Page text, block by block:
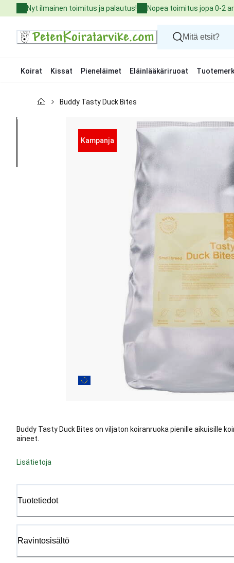
to
Nyt ilmainen toimitus ja palautus! Nopea toimitus jopa 0-2
Koirat Kissat Pieneläimet Eläinlääkäriruoat
Kissat
Buddy Tasty Duck Bites
Kampanja
Buddy Tasty Duck Bites on viljaton koiranruoka pienille aikuisille
aineet.
Lisätietoja
Tuotetiedot
Ravintosisältö